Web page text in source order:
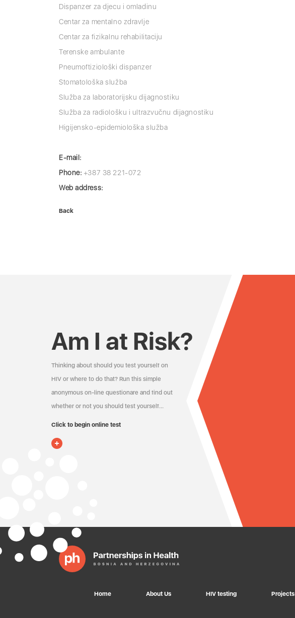
Dispanzer za djecu i omladinu
Centar za mentalno zdravlje
Centar za fizikalnu rehabilitaciju
Terenske ambulante
Pneumoftiziološki dispanzer
Stomatološka služba
Služba za laboratorijsku dijagnostiku
Služba za radiološku i ultrazvučnu dijagnostiku
Higijensko-epidemiološka služba
E-mail:
Phone: +387 38 221-072
Web address:
Back
Am I at Risk?
Thinking about should you test yourself on
HIV or where to do that? Run this simple
anonymous on-line questionare and find out
whether or not you should test yourself…
Click to begin online test
Home About Us HIV testing Projects